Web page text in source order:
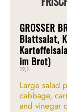
GROSSER
Blattsalat,
im Brot)
12,1
Large salad
cabbage,
and vinegar